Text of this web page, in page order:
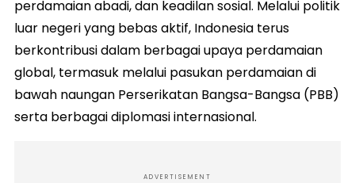
perdamaian abadi, dan keadilan sosial. Melalui politik
luar negeri yang bebas aktif, Indonesia terus
berkontribusi dalam berbagai upaya perdamaian
global, termasuk melalui pasukan perdamaian di
bawah naungan Perserikatan Bangsa-Bangsa (PBB)
serta berbagai diplomasi internasional.
ADVERTISEMENT